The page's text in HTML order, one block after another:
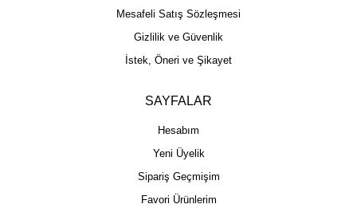
Mesafeli Satış Sözleşmesi
Gizlilik ve Güvenlik
İstek, Öneri ve Şikayet
SAYFALAR
Hesabım
Yeni Üyelik
Sipariş Geçmişim
Favori Ürünlerim